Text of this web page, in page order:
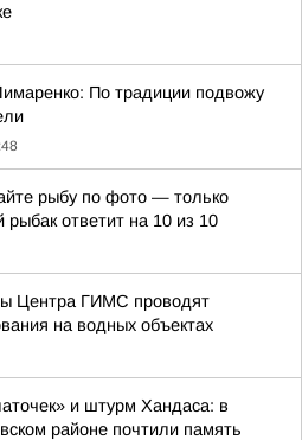
По традиции подвожу
рыбу по фото — только
рыбак ответит на 10 из 10
Центра ГИМС проводят
на водных объектах
и штурм Хандаса: в
районе почтили память